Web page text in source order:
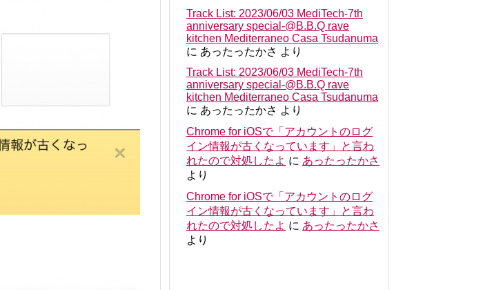
Track List: 2023/06/03 MediTech-7th
anniversary special-@B.B.Q rave
kitchen Mediterraneo Casa Tsudanuma
に あったったかさ より
Track List: 2023/06/03 MediTech-7th
anniversary special-@B.B.Q rave
kitchen Mediterraneo Casa Tsudanuma
に あったったかさ より
Chrome for iOSで「アカウントのログ
イン情報が古くなっています」と言わ
れたので対処したよ に あったったかさ
より
Chrome for iOSで「アカウントのログ
イン情報が古くなっています」と言わ
れたので対処したよ に あったったかさ
より